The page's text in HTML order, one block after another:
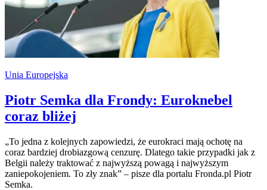
Unia Europejska
Piotr Semka dla Frondy: Euroknebel
coraz bliżej
„To jedna z kolejnych zapowiedzi, że eurokraci mają ochotę na
coraz bardziej drobiazgową cenzurę. Dlatego takie przypadki jak z
Belgii należy traktować z najwyższą powagą i najwyższym
zaniepokojeniem. To zły znak” – pisze dla portalu Fronda.pl Piotr
Semka.